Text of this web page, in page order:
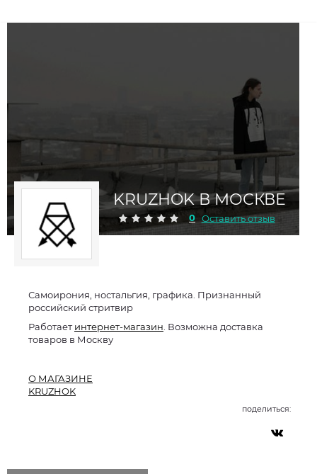
KRUZHOK В МОСКВЕ
0 Оставить отзыв
Самоирония, ностальгия, графика. Признанный
российский стритвир
Работаетинтернет-магазин . Возможна доставка
товаров в Москву
О МАГАЗИНЕ
KRUZHOK
поделиться: